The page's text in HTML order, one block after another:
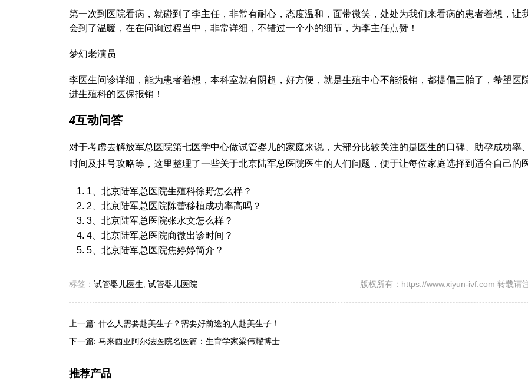
第一次到医院看病，就碰到了李主任，非常有耐心，态度温和，面带微笑，处处为我们来看病的患者着想，让
会到了温暖，在在问询过程当中，非常详细，不错过一个小的细节，为李主任点赞！
梦幻老演员
李医生问诊详细，能为患者着想，本科室就有阴超，好方便，就是生殖中心不能报销，都提倡三胎了，希望医
进生殖科的医保报销！
4互动问答
对于考虑去解放军总医院第七医学中心做试管婴儿的家庭来说，大部分比较关注的是医生的口碑、助孕成功率
时间及挂号攻略等，这里整理了一些关于北京陆军总医院医生的人们问题，便于让每位家庭选择到适合自己的
1、北京陆军总医院生殖科徐野怎么样？
2、北京陆军总医院陈蕾移植成功率高吗？
3、北京陆军总医院张水文怎么样？
4、北京陆军总医院商微出诊时间？
5、北京陆军总医院焦婷婷简介？
标签： 试管婴儿医生 试管婴儿医院 版权所有：https://www.xiyun-ivf.com 转载请
上一篇: 什么人需要赴美生子？需要好前途的人赴美生子！
下一篇: 马来西亚阿尔法医院名医篇：生育学家梁伟耀博士
推荐产品